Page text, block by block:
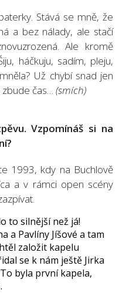
Stává se mně, že
a bez nálady, ale stačí
Ale kromě
háčkuju, sadím, pleju,
Už chybí snad jen
čas… (smích)
Vzpomínáš si na
1993, kdy na Buchlově
a v rámci open scény
to silnější než já!
a Pavlíny Jíšové a tam
založit kapelu
se k nám ještě Jirka
byla první kapela,